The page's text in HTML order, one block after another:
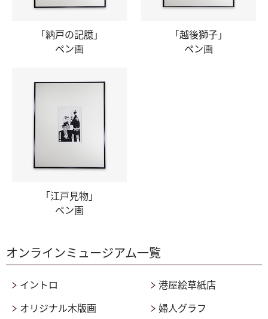
「納戸の記臆」
ペン画
「越後獅子」
ペン画
「江戸見物」
ペン画
オンラインミュージアム一覧
イントロ
港屋絵草紙店
オリジナル木版画
婦人グラフ